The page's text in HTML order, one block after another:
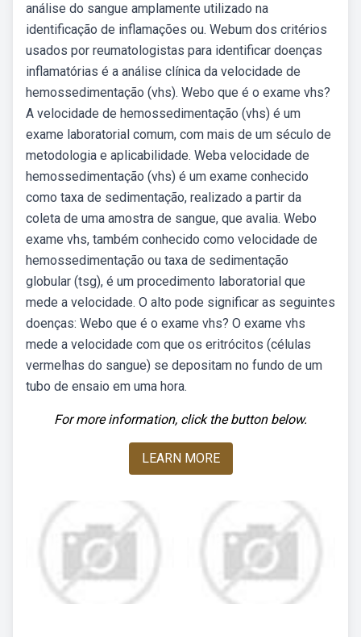
análise do sangue amplamente utilizado na
identificação de inflamações ou. Webum dos critérios
usados por reumatologistas para identificar doenças
inflamatórias é a análise clínica da velocidade de
hemossedimentação (vhs). Webo que é o exame vhs?
A velocidade de hemossedimentação (vhs) é um
exame laboratorial comum, com mais de um século de
metodologia e aplicabilidade. Weba velocidade de
hemossedimentação (vhs) é um exame conhecido
como taxa de sedimentação, realizado a partir da
coleta de uma amostra de sangue, que avalia. Webo
exame vhs, também conhecido como velocidade de
hemossedimentação ou taxa de sedimentação
globular (tsg), é um procedimento laboratorial que
mede a velocidade. O alto pode significar as seguintes
doenças: Webo que é o exame vhs? O exame vhs
mede a velocidade com que os eritrócitos (células
vermelhas do sangue) se depositam no fundo de um
tubo de ensaio em uma hora.
For more information, click the button below.
LEARN MORE